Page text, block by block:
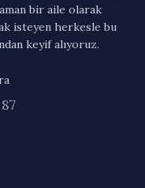
bir aile olarak
isteyen herkesle bu
keyif alıyoruz.